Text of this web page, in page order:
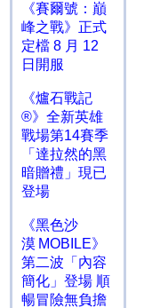
《賽爾號：巔
峰之戰》正式
定檔 8 月 12
日開服
《爐石戰記
®》全新英雄
戰場第14賽季
「達拉然的黑
暗贈禮」現已
登場
《黑色沙
漠 MOBILE》
第二波「內容
簡化」登場 順
暢冒險無負擔